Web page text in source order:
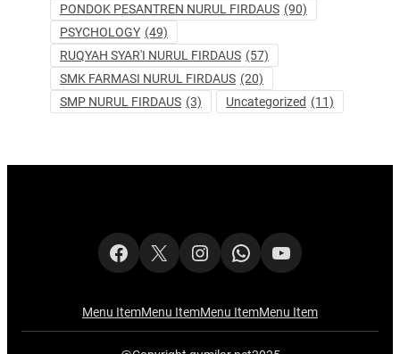
PONDOK PESANTREN NURUL FIRDAUS (90)
PSYCHOLOGY (49)
RUQYAH SYAR'I NURUL FIRDAUS (57)
SMK FARMASI NURUL FIRDAUS (20)
SMP NURUL FIRDAUS (3) Uncategorized (11)
Facebook
X Instagram
WhatsApp
YouTube
Menu ItemMenu ItemMenu ItemMenu Item